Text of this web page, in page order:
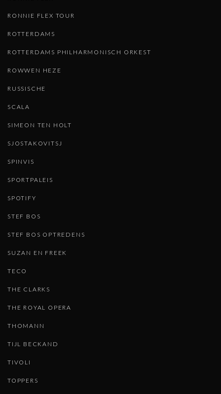
RONNIE FLEX TOUR
ROTTERDAMS
ROTTERDAMS PHILHARMONISCH ORKEST
ROWWEN HEZE
RUSSISCHE
SCALA
SIMEON TEN HOLT
SJOSTAKOVITSJ
SPINVIS
SPORTPALEIS
SPOTIFY
STEF BOS
STEF BOS OPTREDENS
SUZAN EN FREEK
TECO
THE CLARKS
THE ROYAL OPERA
THOMANN
TIJL BECKAND
TIVOLI
TOPPERS